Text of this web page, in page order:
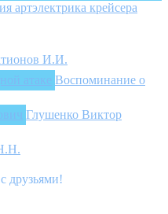
артэлектрика крейсера
И.И.
Воспоминание о
Глушенко Виктор
друзьями!